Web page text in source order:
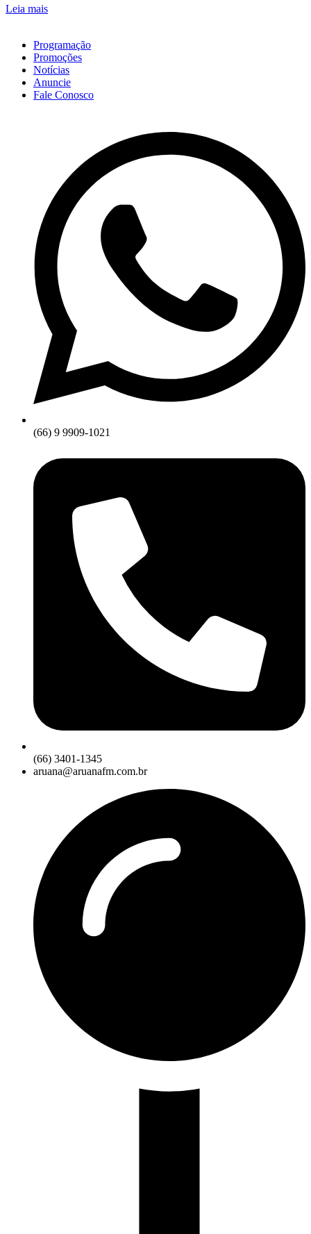
Leia mais
Programação
Promoções
Notícias
Anuncie
Fale Conosco
(66) 9 9909-1021
(66) 3401-1345
aruana@aruanafm.com.br